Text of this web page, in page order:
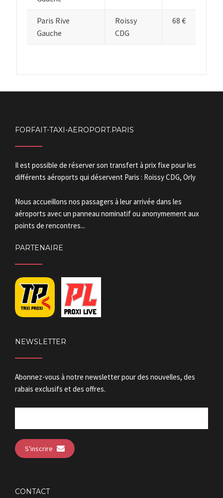
Paris Rive
Gauche
Roissy
CDG
68 €
FORFAIT-TAXI-AEROPORT.PARIS
Il est possible de réserver son transfert à prix fixe pour les
différents aéroports qui déservent Paris : Roissy CDG, Orly
Nous accueillons nos passagers à leur arrivée dans les
aéroports avec un panneau nominatif ou anonymement aux
points de rencontres...
PARTENAIRE
NEWSLETTER
Abonnez-vous à notre newsletter pour des nouvelles, des
rabais exclusifs et des offres.
S'inscrire
CONTACT